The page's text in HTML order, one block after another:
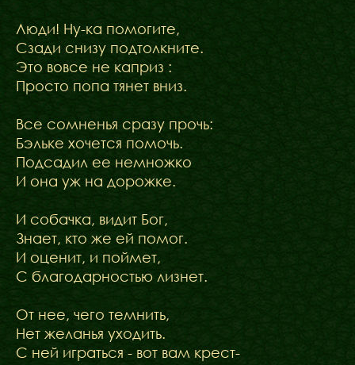
Люди! Ну-ка помогите,
Сзади снизу подтолкните.
Это вовсе не каприз :
Просто попа тянет вниз.
Все сомненья сразу прочь:
Бэльке хочется помочь.
Подсадил ее немножко
И она уж на дорожке.
И собачка, видит Бог,
Знает, кто же ей помог.
И оценит, и поймет,
С благодарностью лизнет.
От нее, чего темнить,
Нет желанья уходить.
С ней играться - вот вам крест-